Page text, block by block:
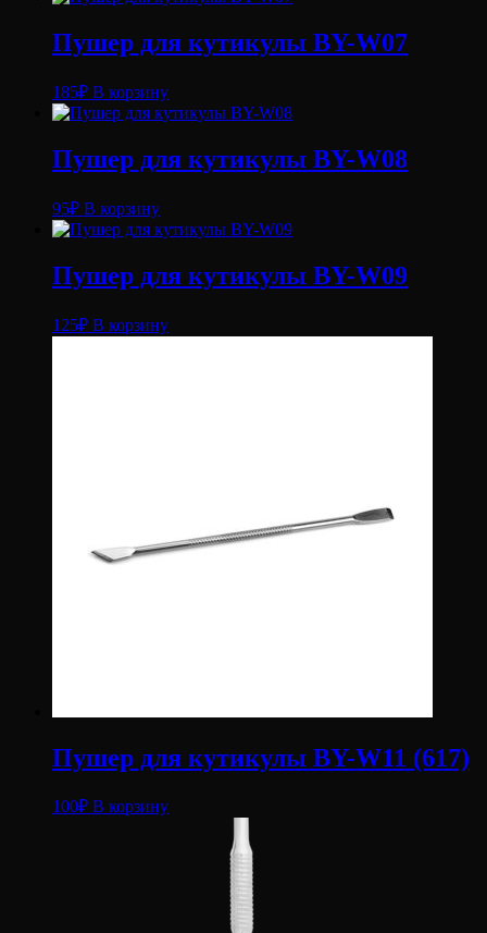
Пушер для кутикулы BY-W07
185₽ В корзину
Пушер для кутикулы BY-W08
95₽ В корзину
Пушер для кутикулы BY-W09
125₽ В корзину
Пушер для кутикулы BY-W11 (617)
100₽ В корзину